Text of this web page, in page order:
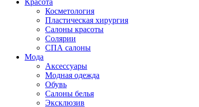
Косметология
Пластическая хирургия
Салоны красоты
Солярии
СПА салоны
Мода
Аксессуары
Модная одежда
Обувь
Салоны белья
Эксклюзив